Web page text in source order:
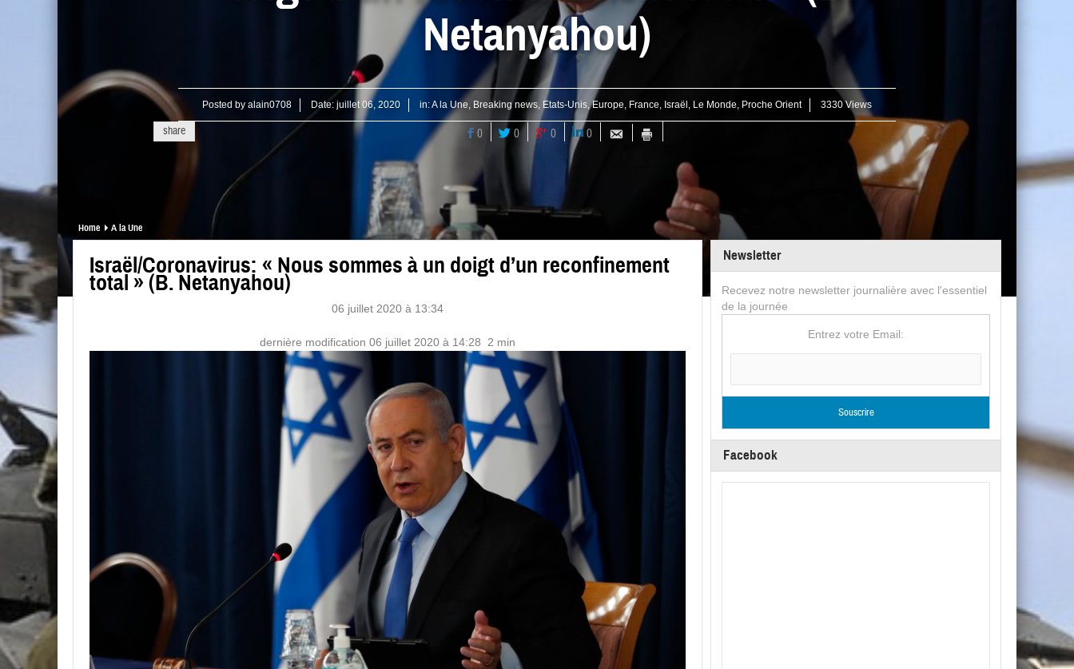
Netanyahou)
Posted by alain0708 Date: juillet 06, 2020 in:A la Une, Breaking news, Etats-Unis,Europe, France, Israël , Le Monde, Proche Orient 3330 Views
share 0 0 0 0
Home A la Une
Israël/Coronavirus: « Nous sommes à un doigt d’un reconfinement
total » (B. Netanyahou)
06 juillet 2020 à 13:34
dernière modification 06 juillet 2020 à 14:28 2 min
Newsletter
Recevez notre newsletter journalière avec l'essentiel
de la journée
Entrez votre Email:
Facebook